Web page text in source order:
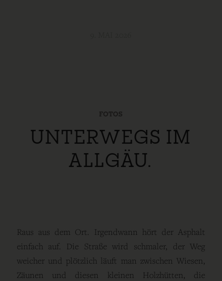
FOTOS
UNTERWEGS IM
ALLGÄU.
Raus aus dem Ort. Irgendwann hört der Asphalt
einfach auf. Die Straße wird schmaler, der Weg
weicher und plötzlich läuft man zwischen Wiesen,
Zäunen und diesen kleinen Holzhütten, die